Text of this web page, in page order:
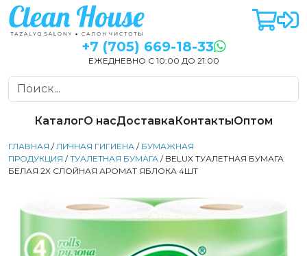
+7 (705) 669-18-33
ЕЖЕДНЕВНО С 10:00 ДО 21:00
КаталогО насДоставкаКонтактыОптом
ГЛАВНАЯ /ЛИЧНАЯ ГИГИЕНА / БУМАЖНАЯ
ПРОДУКЦИЯ /ТУАЛЕТНАЯ БУМАГА / BELUX ТУАЛЕТНАЯ БУМАГА
БЕЛАЯ 2Х СЛОЙНАЯ АРОМАТ ЯБЛОКА 4ШТ